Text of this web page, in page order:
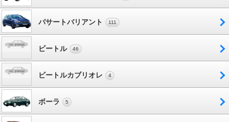
パサートバリアント 111
ビートル 46
ビートルカブリオレ 4
ボーラ 5